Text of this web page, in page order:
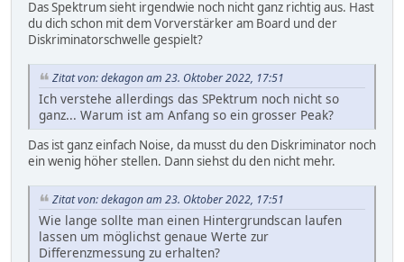
Das Spektrum sieht irgendwie noch nicht ganz richtig aus. Hast
du dich schon mit dem Vorverstärker am Board und der
Diskriminatorschwelle gespielt?
Zitat von: dekagon am 23. Oktober 2022, 17:51
Ich verstehe allerdings das SPektrum noch nicht so
ganz... Warum ist am Anfang so ein grosser Peak?
Das ist ganz einfach Noise, da musst du den Diskriminator noch
ein wenig höher stellen. Dann siehst du den nicht mehr.
Zitat von: dekagon am 23. Oktober 2022, 17:51
Wie lange sollte man einen Hintergrundscan laufen
lassen um möglichst genaue Werte zur
Differenzmessung zu erhalten?